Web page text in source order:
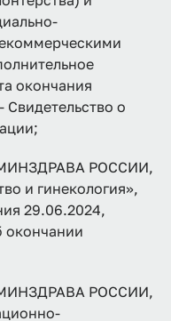
окончания
Свидетельство о
РОССИИ,
и гинекология»,
29.06.2024,
окончании
РОССИИ,